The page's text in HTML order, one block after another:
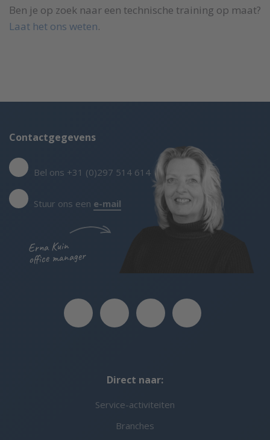
Ben je op zoek naar een technische training op maat?
Laat het ons weten.
Erna Kuin
office manager
Contactgegevens
Bel ons +31 (0)297 514 614
Stuur ons een e-mail
Direct naar:
Service-activiteiten
Branches